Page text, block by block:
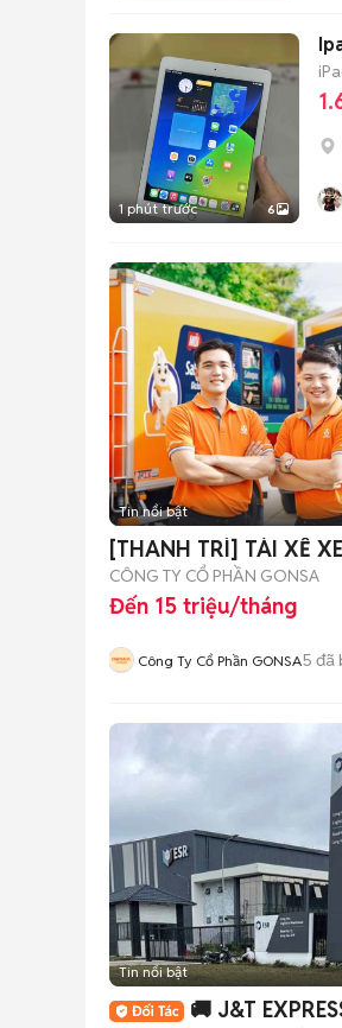
1 phút trước 6
Tin nổi bật
[THANH TRÌ] TÀI XẾ
CÔNG TY CỔ PHẦN GONSA
Đến 15 triệu/tháng
Công Ty Cổ Phần GONSA5 đã
Tin nổi bật
🚚 J&T